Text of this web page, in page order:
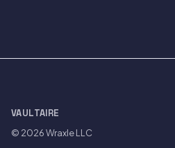
VAULTAIRE
© 2026Wraxle LLC